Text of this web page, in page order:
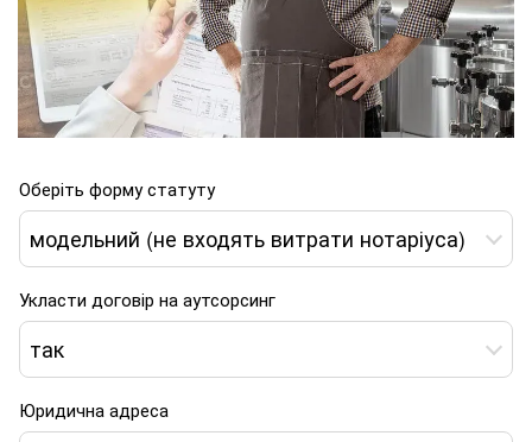
Оберіть форму статуту
модельний (не входять витрати нотаріуса)
Укласти договір на аутсорсинг
так
Юридична адреса